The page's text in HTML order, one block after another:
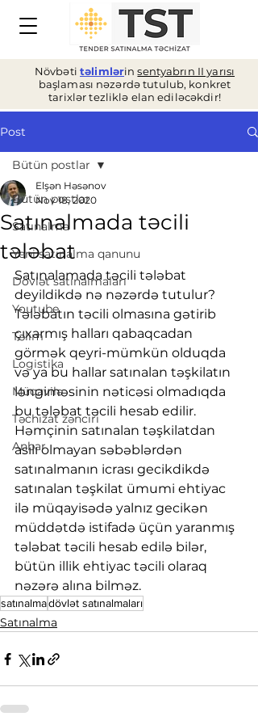
Növbəti təlimlərinsentyabrın II yarısı
başlaması nəzərdə tutulub, konkret
tarixlər tezliklə elan ediləcəkdir!
Post
Bütün postlar
Satınalma
Yeni satınalma qanunu
Dövlət satınalmaları
Youtube
Təlim
Logistika
Müqavilə
Təchizat zənciri
Anbar
Bütün postlar
Satınalmada təcili
tələbat
Elşən Həsənov
Nov 18, 2020
Satınalamada təcili tələbat
deyildikdə nə nəzərdə tutulur?
Tələbatın təcili olmasına gətirib
çıxarmış halları qabaqcadan
görmək qeyri-mümkün olduqda
və ya bu hallar satınalan təşkilatın
ləngiməsinin nəticəsi olmadıqda
bu tələbat təcili hesab edilir.
Həmçinin satınalan təşkilatdan
asılı olmayan səbəblərdən
satınalmanın icrası gecikdikdə
satınalan təşkilat ümumi ehtiyac
ilə müqayisədə yalnız gecikən
müddətdə istifadə üçün yaranmış
tələbat təcili hesab edilə bilər,
bütün illik ehtiyac təcili olaraq
nəzərə alına bilməz.
satınalmadövlət satınalmaları
Satınalma